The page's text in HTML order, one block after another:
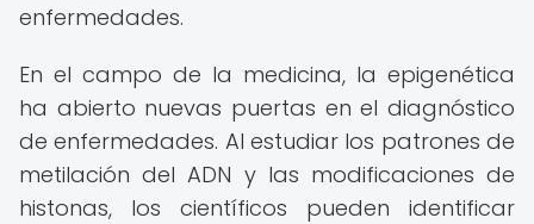
enfermedades.
En el campo de la medicina, la epigenética
ha abierto nuevas puertas en el diagnóstico
de enfermedades. Al estudiar los patrones de
metilación del ADN y las modificaciones de
histonas, los científicos pueden identificar